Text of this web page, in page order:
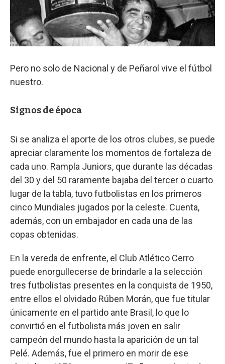
Pero no solo de Nacional y de Peñarol vive el fútbol
nuestro.
Signos de época
Si se analiza el aporte de los otros clubes, se puede
apreciar claramente los momentos de fortaleza de
cada uno. Rampla Juniors, que durante las décadas
del 30 y del 50 raramente bajaba del tercer o cuarto
lugar de la tabla, tuvo futbolistas en los primeros
cinco Mundiales jugados por la celeste. Cuenta,
además, con un embajador en cada una de las
copas obtenidas.
En la vereda de enfrente, el Club Atlético Cerro
puede enorgullecerse de brindarle a la selección
tres futbolistas presentes en la conquista de 1950,
entre ellos el olvidado Rúben Morán, que fue titular
únicamente en el partido ante Brasil, lo que lo
convirtió en el futbolista más joven en salir
campeón del mundo hasta la aparición de un tal
Pelé. Además, fue el primero en morir de ese